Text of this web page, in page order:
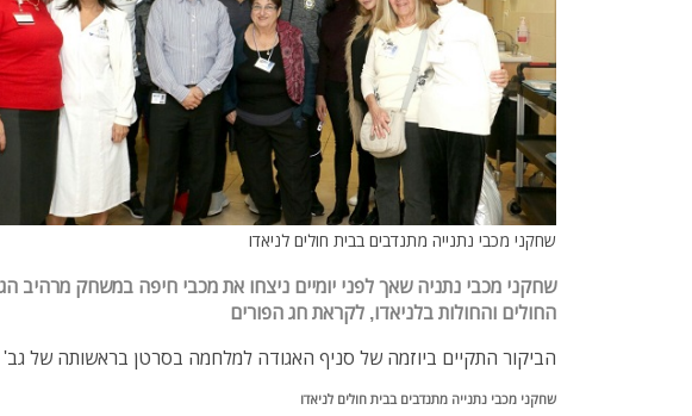
שחקני מכבי נתנייה מתנדבים בבית חולים לניאדו
שחקני מכבי נתניה שאך לפני יומיים ניצחו את מכבי חיפה במשחק מרהיב
החולים והחולות בלניאדו, לקראת חג הפורים
הביקור התקיים ביוזמה של סניף האגודה למלחמה בסרטן בראשותה של גב'
שחקני מכבי נתנייה מתנדבים בבית חולים לניאדו